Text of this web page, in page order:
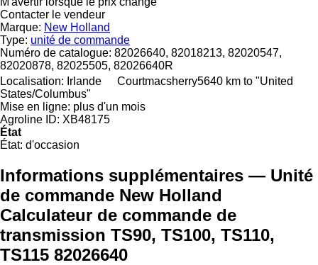
Contacter le vendeur
Marque: New Holland
Type: unité de commande
Numéro de catalogue: 82026640, 82018213, 82020547,
82020878, 82025505, 82026640R
Localisation: Irlande Courtmacsherry5640 km to "United
States/Columbus"
Mise en ligne: plus d'un mois
Agroline ID: XB48175
État
État: d'occasion
Informations supplémentaires — Unité
de commande New Holland
Calculateur de commande de
transmission TS90, TS100, TS110,
TS115 82026640